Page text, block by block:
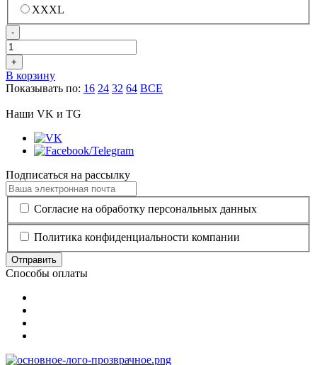
XXXL
-
+
В корзину
Показывать по: 16 24 32 64 ВСЕ
Наши VK и TG
Подписаться на рассылку
Согласие на обработку персональных данных
Политика конфиденциальности компании
Отправить
Способы оплаты